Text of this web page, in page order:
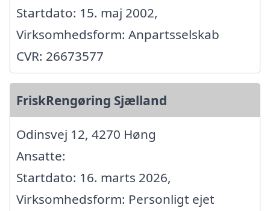
Startdato: 15. maj 2002,
Virksomhedsform: Anpartsselskab
CVR: 26673577
FriskRengøring Sjælland
Odinsvej 12, 4270 Høng
Ansatte:
Startdato: 16. marts 2026,
Virksomhedsform: Personligt ejet